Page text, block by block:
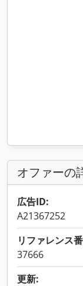
オファーの
広告ID:
A21367252
リファレンス
37666
更新: